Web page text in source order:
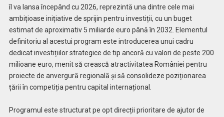
îl va lansa începând cu 2026, reprezintă una dintre cele mai
ambițioase inițiative de sprijin pentru investiții, cu un buget
estimat de aproximativ 5 miliarde euro până în 2032. Elementul
definitoriu al acestui program este introducerea unui cadru
dedicat investițiilor strategice de tip ancoră cu valori de peste 200
milioane euro, menit să crească atractivitatea României pentru
proiecte de anvergură regională și să consolideze poziționarea
țării în competiția pentru capital internațional.
Programul este structurat pe opt direcții prioritare de ajutor de